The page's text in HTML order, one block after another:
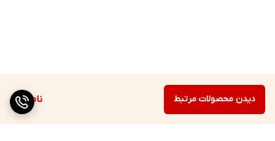
ناموجود دیدن محصولات مرتبط